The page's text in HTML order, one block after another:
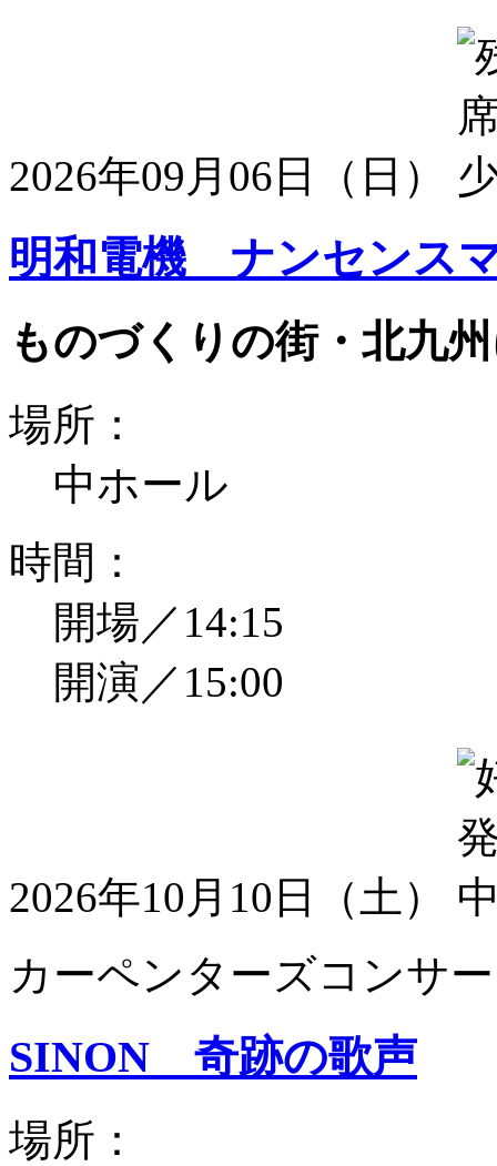
2026年09月06日（日）
明和電機 ナンセンス
ものづくりの街・北九
場所：
中ホール
時間：
開場／14:15
開演／15:00
2026年10月10日（土）
カーペンターズコンサ
SINON 奇跡の歌声
場所：